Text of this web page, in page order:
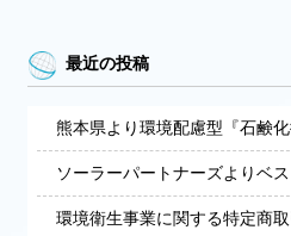
最近の投稿
環境衛生事業に関する特定商